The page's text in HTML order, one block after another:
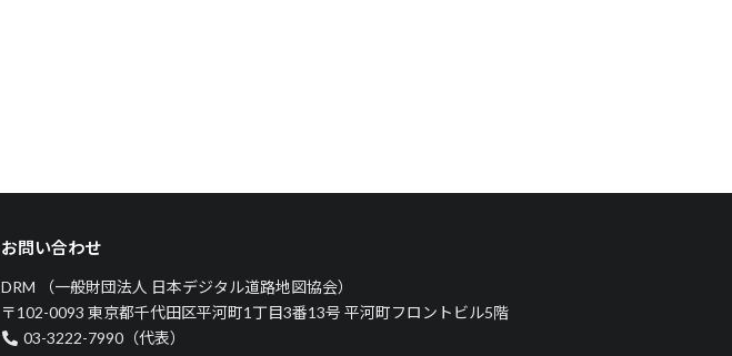
お問い合わせ
DRM （一般財団法人 日本デジタル道路地図協会）
〒102-0093 東京都千代田区平河町1丁目3番13号 平河町フロントビル5階
03-3222-7990（代表）